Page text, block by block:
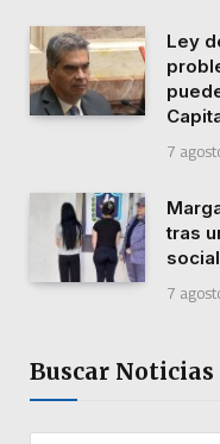
Ley
7
tras
7
Buscar Noticias